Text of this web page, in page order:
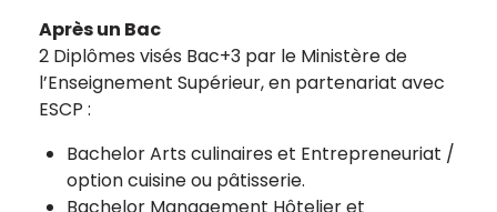
Après un Bac
2 Diplômes visés Bac+3 par le Ministère de
l’Enseignement Supérieur, en partenariat avec
ESCP :
Bachelor Arts culinaires et Entrepreneuriat /
option cuisine ou pâtisserie.